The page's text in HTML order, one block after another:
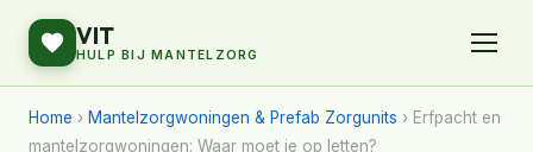
VIT
HULP BIJ MANTELZORG
Home › Mantelzorgwoningen & Prefab Zorgunits › Erfpacht en
mantelzorgwoningen: Waar moet je op letten?